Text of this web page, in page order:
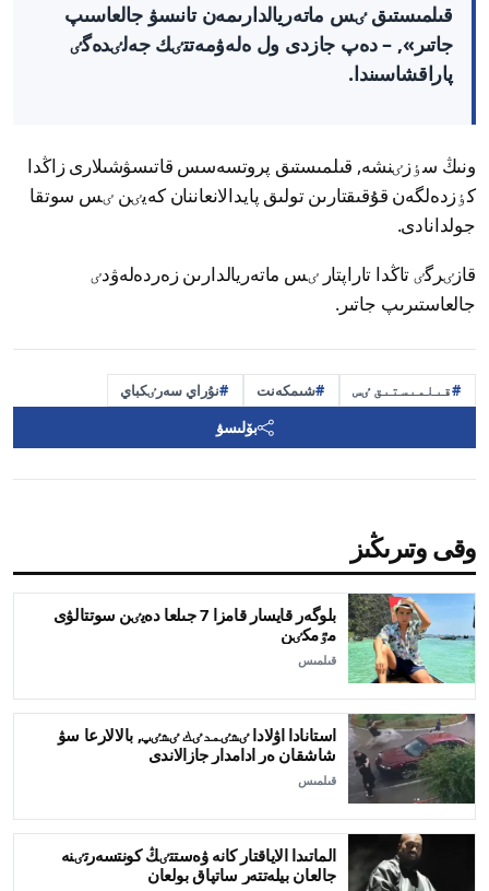
قىلمىستىق ٸس ماتەريالدارىمەن تانىسۋ جالعاسىپ
جاتىر», – دەپ جازدى ول ەلەۋمەتتٸك جەلٸدەگٸ
پاراقشاسىندا.
ونىڭ سٶزٸنشە, قىلمىستىق پروتسەسس قاتىسۋشىلارى زاڭدا
كٶزدەلگەن قۇقىقتارىن تولىق پايدالانعاننان كەيٸن ٸس سوتقا
جولدانادى.
قازٸرگٸ تاڭدا تاراپتار ٸس ماتەريالدارىن زەردەلەۋدٸ
جالعاستىرىپ جاتىر.
قىلمىستىق ٸس شىمكەنت نۇراي سەرٸكباي
بۆلىسۋ
وقى وتىرىڭىز
بلوگەر قايسار قامزا 7 جىلعا دەيٸن سوتتالۋى
مٷمكٸن
قىلمىس
استانادا اۋلادا ٸشٸمدٸك ٸشٸپ, بالالارعا سۋ
شاشقان ەر ادامدار جازالاندى
قىلمىس
الماتىدا الاياقتار كانە ۋەستتٸڭ كونتسەرتٸنە
جالعان بيلەتتەر ساتپاق بولعان